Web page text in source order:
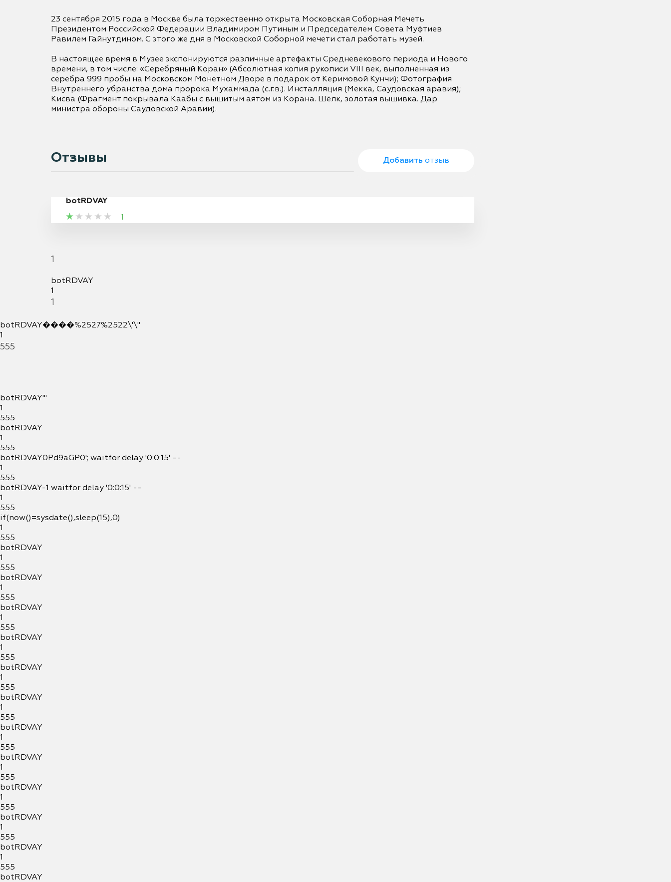
23 сентября 2015 года в Москве была торжественно открыта Московская Соборная Мечеть
Президентом Российской Федерации Владимиром Путиным и Председателем Совета Муфтиев
Равилем Гайнутдином. С этого же дня в Московской Соборной мечети стал работать музей.
В настоящее время в Музее экспонируются различные артефакты Средневекового периода и Нового
времени, в том числе: «Серебряный Коран» (Абсолютная копия рукописи VIII век, выполненная из
серебра 999 пробы на Московском Монетном Дворе в подарок от Керимовой Кунчи); Фотография
Внутреннего убранства дома пророка Мухаммада (с.г.в.). Инсталляция (Мекка, Саудовская аравия);
Кисва (Фрагмент покрывала Каабы с вышитым аятом из Корана. Шёлк, золотая вышивка. Дар
министра обороны Саудовской Аравии).
Отзывы Добавить отзыв
botRDVAY
1
1
botRDVAY
1
1
botRDVAY����%2527%2522\'\"
1
555
botRDVAY'"
1
555
botRDVAY
1
555
botRDVAY0Pd9aGP0'; waitfor delay '0:0:15' --
1
555
botRDVAY-1 waitfor delay '0:0:15' --
1
555
if(now()=sysdate(),sleep(15),0)
1
555
botRDVAY
1
555
botRDVAY
1
555
botRDVAY
1
555
botRDVAY
1
555
botRDVAY
1
555
botRDVAY
1
555
botRDVAY
1
555
botRDVAY
1
555
botRDVAY
1
555
botRDVAY
1
555
botRDVAY
1
555
botRDVAY